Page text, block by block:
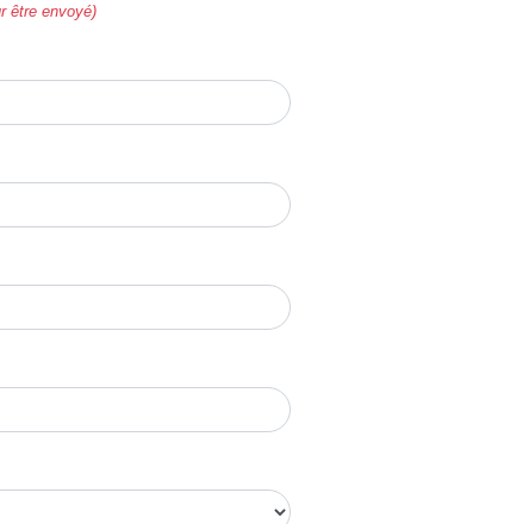
être envoyé)